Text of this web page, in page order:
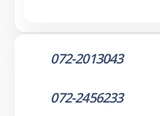
072-2013043
072-2456233